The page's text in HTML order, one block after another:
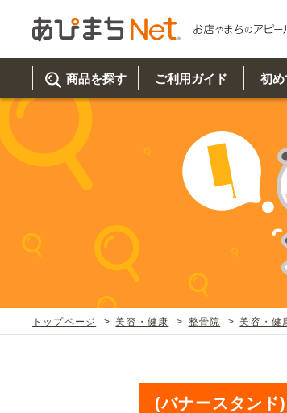
商品を探す
駐車場
ご利用ガイド 初
トップページ 美容・健康 整骨院 美容・健
(バナースタンド